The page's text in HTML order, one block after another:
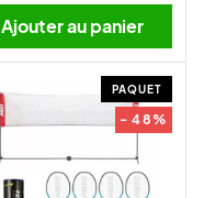
Ajouter au panier
PAQUET
- 48%